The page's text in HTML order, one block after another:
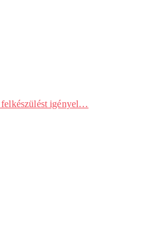
felkészülést igényel…